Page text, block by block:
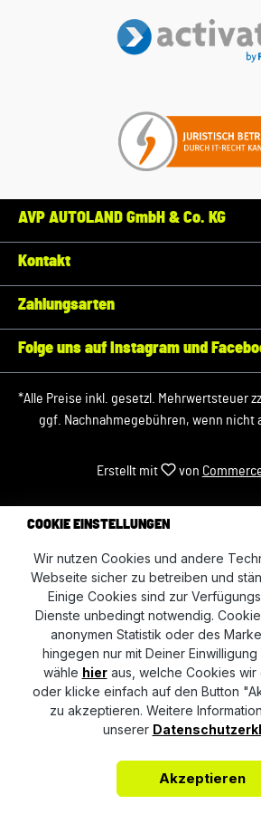
AVP AUTOLAND GmbH & Co. KG
Kontakt
Zahlungsarten
Folge uns auf Instagram und
*Alle Preise inkl. gesetzl. Mehrwertsteuer
ggf. Nachnahmegebühren, wenn nicht
Erstellt mit von
COOKIE EINSTELLUNGEN
Wir nutzen Cookies und andere
Webseite sicher zu betreiben und
Einige Cookies sind zur
Dienste unbedingt notwendig.
anonymen Statistik oder des
hingegen nur mit Deiner
wähle hieraus, welche Cookies wir
oder klicke einfach auf den Button
zu akzeptieren. Weitere
unserer
Akzeptieren